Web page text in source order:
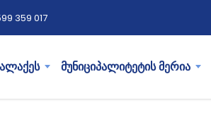
359 017
მუნიციპალიტეტის მერია